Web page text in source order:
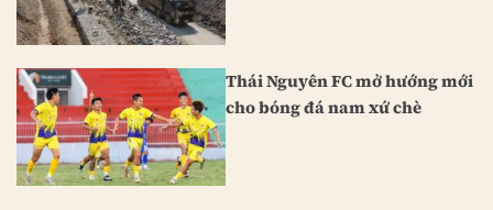
Thái Nguyên FC mở hướng mới
cho bóng đá nam xứ chè